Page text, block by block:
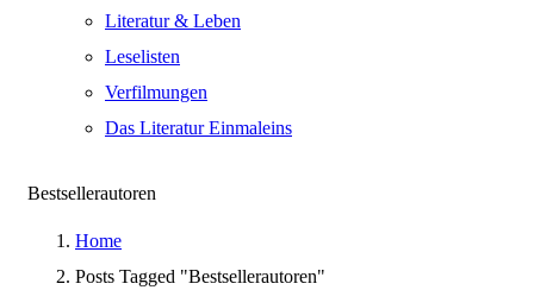
Literatur & Leben
Leselisten
Verfilmungen
Das Literatur Einmaleins
Bestsellerautoren
Home
Posts Tagged "Bestsellerautoren"